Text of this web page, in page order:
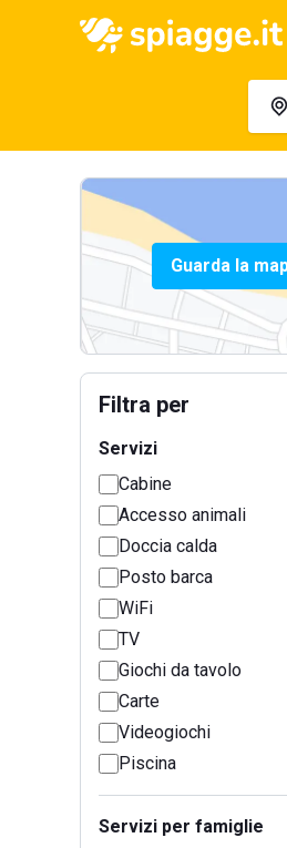
Guarda la
Filtra per
Servizi
Cabine
Accesso animali
Doccia calda
Posto barca
WiFi
TV
Giochi da tavolo
Carte
Videogiochi
Piscina
Servizi per famiglie